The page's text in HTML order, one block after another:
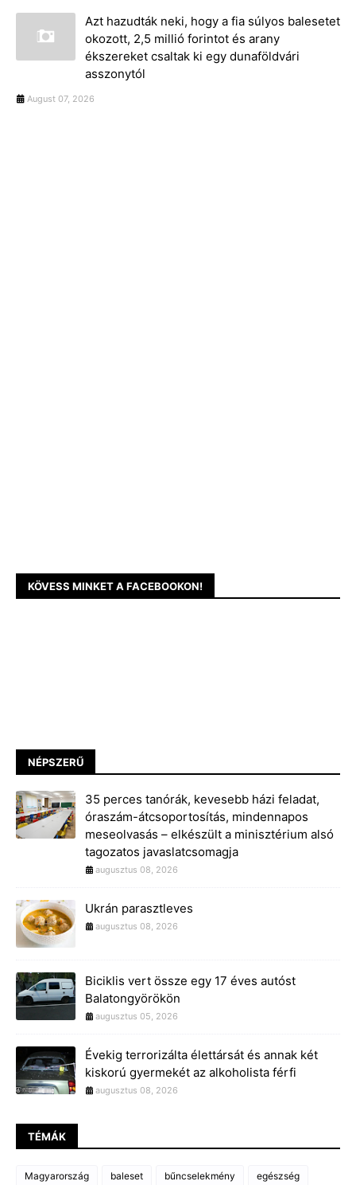
Azt hazudták neki, hogy a fia súlyos balesetet
okozott, 2,5 millió forintot és arany
ékszereket csaltak ki egy dunaföldvári
asszonytól
August 07, 2026
KÖVESS MINKET A FACEBOOKON!
NÉPSZERŰ
35 perces tanórák, kevesebb házi feladat,
óraszám-átcsoportosítás, mindennapos
meseolvasás – elkészült a minisztérium alsó
tagozatos javaslatcsomagja
augusztus 08, 2026
Ukrán parasztleves
augusztus 08, 2026
Biciklis vert össze egy 17 éves autóst
Balatongyörökön
augusztus 05, 2026
Évekig terrorizálta élettársát és annak két
kiskorú gyermekét az alkoholista férfi
augusztus 08, 2026
TÉMÁK
Magyarország baleset bűncselekmény egészség